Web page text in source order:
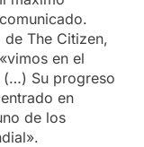
The Citizen,
en el
(…) Su progreso
en
de los